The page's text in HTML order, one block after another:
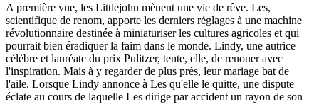
A première vue, les Littlejohn mènent une vie de rêve. Les,
scientifique de renom, apporte les derniers réglages à une machine
révolutionnaire destinée à miniaturiser les cultures agricoles et qui
pourrait bien éradiquer la faim dans le monde. Lindy, une autrice
célèbre et lauréate du prix Pulitzer, tente, elle, de renouer avec
l'inspiration. Mais à y regarder de plus près, leur mariage bat de
l'aile. Lorsque Lindy annonce à Les qu'elle le quitte, une dispute
éclate au cours de laquelle Les dirige par accident un rayon de son